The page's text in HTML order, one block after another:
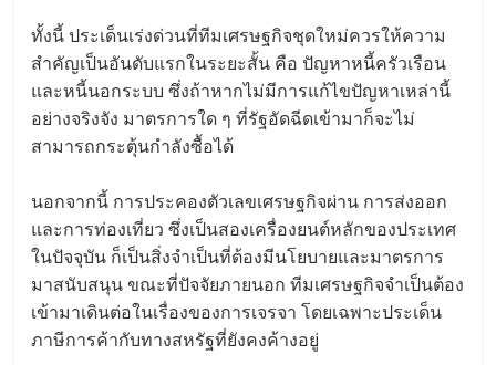
ทั้งนี้ ประเด็นเร่งด่วนที่ทีมเศรษฐกิจชุดใหม่ควรให้ความ
สำคัญเป็นอันดับแรกในระยะสั้น คือ ปัญหาหนี้ครัวเรือน
และหนี้นอกระบบ ซึ่งถ้าหากไม่มีการแก้ไขปัญหาเหล่านี้
อย่างจริงจัง มาตรการใด ๆ ที่รัฐอัดฉีดเข้ามาก็จะไม่
สามารถกระตุ้นกำลังซื้อได้
นอกจากนี้ การประคองตัวเลขเศรษฐกิจผ่าน การส่งออก
และการท่องเที่ยว ซึ่งเป็นสองเครื่องยนต์หลักของประเทศ
ในปัจจุบัน ก็เป็นสิ่งจำเป็นที่ต้องมีนโยบายและมาตรการ
มาสนับสนุน ขณะที่ปัจจัยภายนอก ทีมเศรษฐกิจจำเป็นต้อง
เข้ามาเดินต่อในเรื่องของการเจรจา โดยเฉพาะประเด็น
ภาษีการค้ากับทางสหรัฐที่ยังคงค้างอยู่